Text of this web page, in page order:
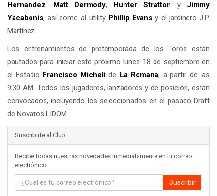
Hernandez, Matt Dermody, Hunter Stratton y Jimmy
Yacabonis, así como al utility Phillip Evans y el jardinero J.P.
Martínez.
Los entrenamientos de pretemporada de los Toros están
pautados para iniciar este próximo lunes 18 de septiembre en
el Estadio Francisco Michelide La Romana, a partir de las
9:30 AM. Todos los jugadores, lanzadores y de posición, están
convocados, incluyendo los seleccionados en el pasado Draft
de Novatos LIDOM.
Suscribirte al Club
Recibe todas nuestras novedades inmediatamente en tu correo
electrónico.
Suscribir